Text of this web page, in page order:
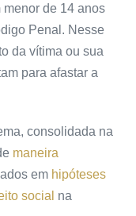
de 14 anos
Penal. Nesse
da vítima ou sua
para afastar a
consolidada na
maneira
em hipóteses
social na